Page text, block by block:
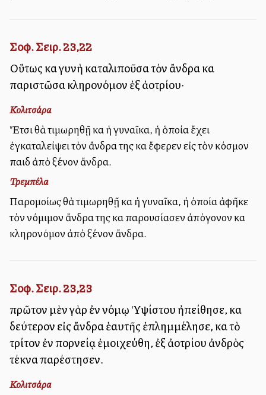
Σοφ. Σειρ. 23,22
Οὕτως καὶ γυνὴ καταλιποῦσα τὸν ἄνδρα καὶ
παριστῶσα κληρονόμον ἐξ ἀλλοτρίου·
Κολιτσάρα
Ἔτσι θὰ τιμωρηθῇ καὶ ἡ γυναῖκα, ἡ ὁποία ἔχει
ἐγκαταλείψει τὸν ἄνδρα της καὶ ἔφερεν εἰς τὸν κόσμον
παιδὶ ἀπὸ ξένον ἄνδρα.
Τρεμπέλα
Παρομοίως θὰ τιμωρηθῇ καὶ ἡ γυναῖκα, ἡ ὁποία ἀφῆκε
τὸν νόμιμον ἄνδρα της καὶ παρουσίασεν ἀπόγονον καὶ
κληρονόμον ἀπὸ ξένον ἄνδρα.
Σοφ. Σειρ. 23,23
πρῶτον μὲν γὰρ ἐν νόμῳ Ὑψίστου ἠπείθησε, καὶ
δεύτερον εἰς ἄνδρα ἑαυτῆς ἐπλημμέλησε, καὶ τὸ
τρίτον ἐν πορνείᾳ ἐμοιχεύθη, ἐξ ἀλλοτρίου ἀνδρὸς
τέκνα παρέστησεν.
Κολιτσάρα